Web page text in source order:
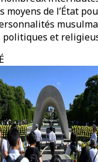
moyens de l’État
et